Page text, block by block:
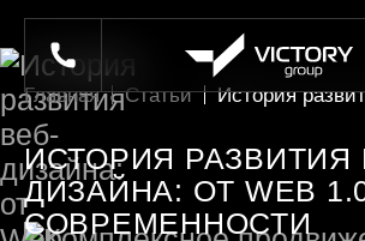
Главная Статьи История
ИСТОРИЯ РАЗВИТИЯ
ДИЗАЙНА: ОТ WEB
СОВРЕМЕННОСТИ